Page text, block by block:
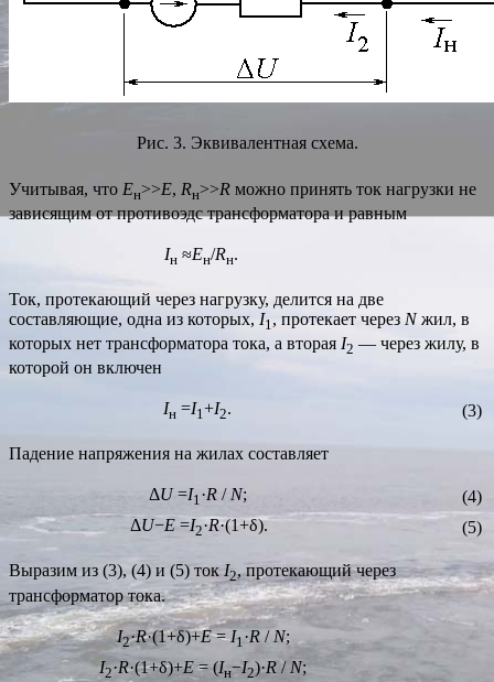
Рис. 3. Эквивалентная схема.
Учитывая, что Eн>>E, Rн>>R можно принять ток нагрузки не
зависящим от противоэдс трансформатора и равным
Iн≈Eн/Rн.
Ток, протекающий через нагрузку, делится на две
составляющие, одна из которых, I1, протекает через Nжил, в
которых нет трансформатора тока, а вторая I2 — через жилу, в
которой он включен
Iн=I1+I2. (3)
Падение напряжения на жилах составляет
ΔU=I1·R/ N;
(4)
ΔU−E=I2·R·(1+δ). (5)
Выразим из (3), (4) и (5) токI2, протекающий через
трансформатор тока.
I2·R·(1+δ)+E=I1·R/ N;
I2·R·(1+δ)+E= (Iн−I2)·R/ N;